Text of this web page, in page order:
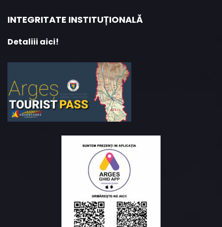
INTEGRITATE INSTITUȚIONALĂ
Detaliii aici!